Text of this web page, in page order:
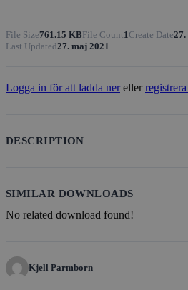
File Size761.15 KBFile Count1Create Date
Last Updated27. maj 2021
Logga in för att ladda nereller
DESCRIPTION
SIMILAR DOWNLOADS
No related download found!
Kjell Parmborn